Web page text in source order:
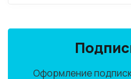
Оформление